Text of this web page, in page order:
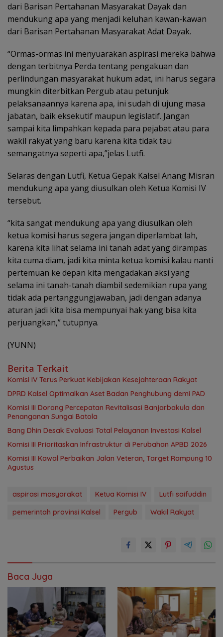
dari Barisan Pertahanan Masyarakat Dayak dan
mendukung apa yang menjadi keluhan kawan-kawan
dari Barisan Pertahanan Masyarakat Adat Dayak.
“Ormas-ormas ini menyuarakan aspirasi mereka bahwa
dengan terbitnya Perda tentang pengakuan dan
perlindungan masyarakat hukum adat, ini harus segara
mungkin diterbitkan Pergub atau petunjuk
pelaksanaannya karena apa, ini sudah di ujung masa
jabatan, baik eksekutif maupun legislatif. Jangan
sampai kita limpahkan kepada para pejabat atau para
wakil rakyat yang baru karena kita tidak tau
semangatnya seperti apa,”jelas Lutfi.
Selaras dengan Lutfi, Ketua Gepak Kalsel Anang Misran
mendukung apa yang diusulkan oleh Ketua Komisi IV
tersebut.
“kita sangat mendukung apa yang diusulkan oleh
ketua komisi harus segera jangan diperlambat lah,
karena kita lihat selama ini tanah adat yang dirampas
kita cuma diam, jadi kita minta ketua komisi kalau nanti
pertemuan ke depan kita mengadakan aksi yang
selama ini tanah-tanah diambil sedemikian rupa yang
tidak ada pertanggungjawaban, jadi dengan adanya
aturan jadi kita bisa mempunyai hak yang bisa kita
perjuangkan,” tutupnya.
(YUNN)
Berita Terkait
Komisi IV Terus Perkuat Kebijakan Kesejahteraan Rakyat
‎DPRD Kalsel Optimalkan Aset Badan Penghubung demi PAD
‎Komisi III Dorong Percepatan Revitalisasi Banjarbakula dan
Penanganan Sungai Batola
‎Bang Dhin Desak Evaluasi Total Pelayanan Investasi Kalsel
‎Komisi III Prioritaskan Infrastruktur di Perubahan APBD 2026
Komisi III Kawal Perbaikan Jalan Veteran, Target Rampung 10
Agustus
aspirasi masyarakat Ketua Komisi IV
Lutfi saifuddin
pemerintah provinsi Kalsel
Pergub Wakil Rakyat
Baca Juga